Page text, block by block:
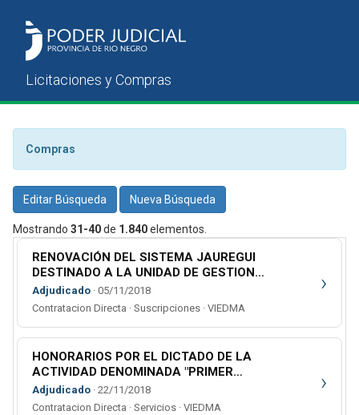
Compras
Editar Búsqueda Nueva Búsqueda
Mostrando 31-40de 1.840elementos.
RENOVACIÓN DEL SISTEMA JAUREGUI
DESTINADO A LA UNIDAD DE GESTION
PREVISIONAL DE ESTE PODER JUDICIAL.
Adjudicado · 05/11/2018
Contratacion Directa · Suscripciones · VIEDMA
›
HONORARIOS POR EL DICTADO DE LA
ACTIVIDAD DENOMINADA "PRIMER
ENCUENTRO PROVINCIAL DE ACCESO A
JUSTICIA"
Adjudicado · 22/11/2018
Contratacion Directa · Servicios · VIEDMA
›